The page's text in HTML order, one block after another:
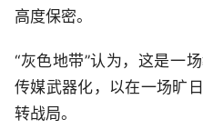
高度保密。
“灰色地带”认为，这是一
传媒武器化，以在一场旷
转战局。